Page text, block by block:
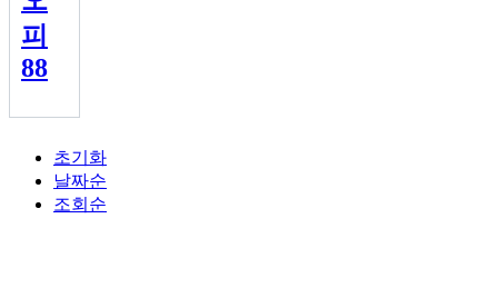
피
88
초기화
날짜순
조회순